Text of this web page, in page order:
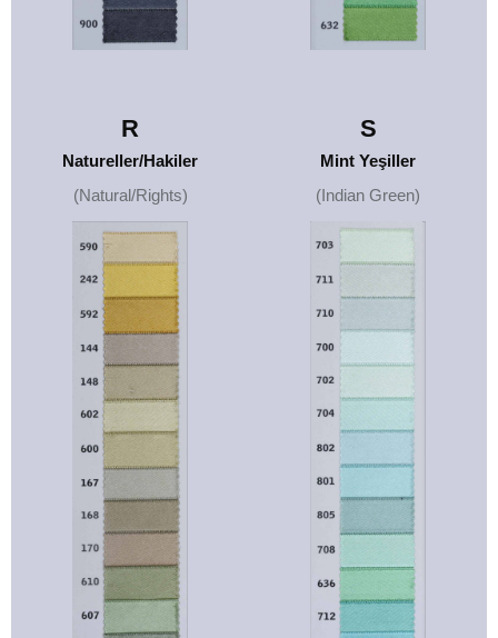
R
Natureller/Hakiler
(Natural/Rights)
S
Mint Yeşiller
(Indian Green)